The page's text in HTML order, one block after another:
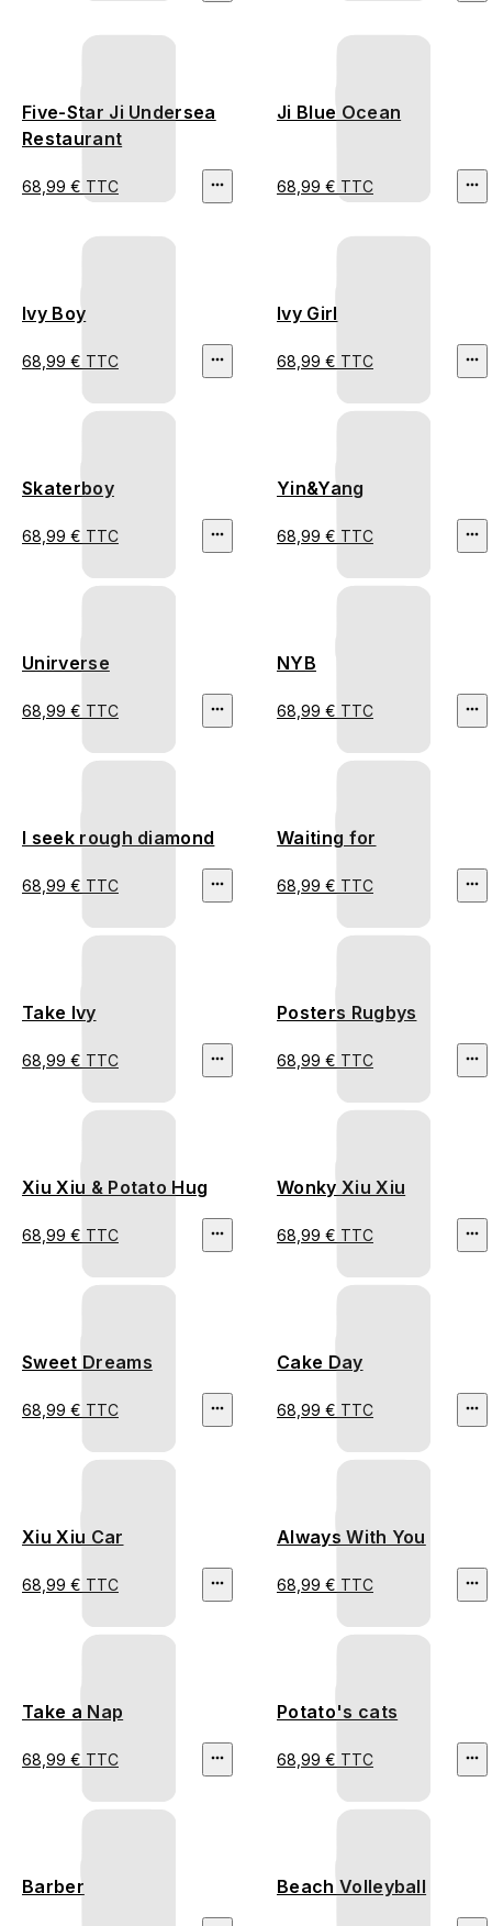
Five-Star Ji Undersea
Restaurant
68,99 € TTC
Ji Blue Ocean
68,99 € TTC
Ivy Boy
68,99 € TTC
Ivy Girl
68,99 € TTC
Skaterboy
68,99 € TTC
Yin&Yang
68,99 € TTC
Unirverse
68,99 € TTC
NYB
68,99 € TTC
I seek rough diamond
68,99 € TTC
Waiting for
68,99 € TTC
Take Ivy
68,99 € TTC
Posters Rugbys
68,99 € TTC
Xiu Xiu & Potato Hug
68,99 € TTC
Wonky Xiu Xiu
68,99 € TTC
Sweet Dreams
68,99 € TTC
Cake Day
68,99 € TTC
Xiu Xiu Car
68,99 € TTC
Always With You
68,99 € TTC
Take a Nap
68,99 € TTC
Potato's cats
68,99 € TTC
Barber Beach Volleyball